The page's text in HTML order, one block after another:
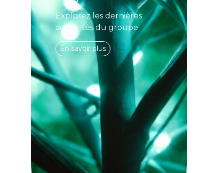
Explorez les dernières
actualités du groupe
En savoir plus